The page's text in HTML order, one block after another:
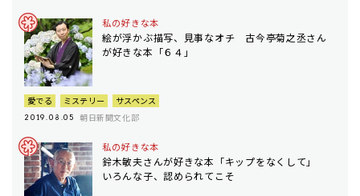
私の好きな本
絵が浮かぶ描写、見事なオチ 古今亭菊之丞さん
が好きな本「６４」
愛でる ミステリー サスペンス
2019.08.05 朝日新聞文化部
私の好きな本
鈴木敏夫さんが好きな本「キップをなくして」
いろんな子、認められてこそ